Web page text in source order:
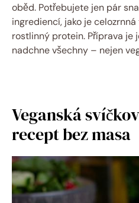
oběd. Potřebujete jen pár
ingrediencí, jako je
rostlinný protein. Příprava je
nadchne všechny – nejen
Veganská
recept bez masa